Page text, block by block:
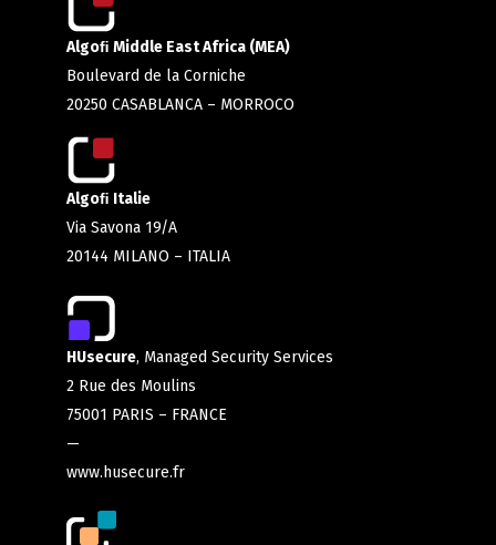
Algoﬁ Middle East Africa (MEA)
Boulevard de la Corniche
20250 CASABLANCA – MORROCO
Algoﬁ Italie
Via Savona 19/A
20144 MILANO – ITALIA
HUsecure, Managed Security Services
2 Rue des Moulins
75001 PARIS – FRANCE
—
www.husecure.fr